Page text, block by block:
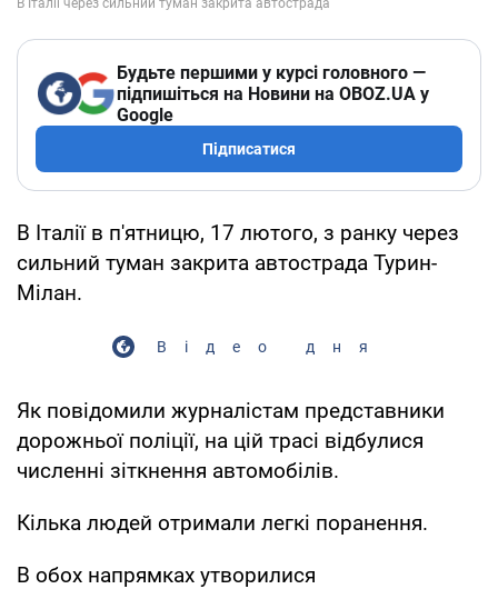
Будьте першими у курсі головного —
підпишіться на Новини на OBOZ.UA у
Google
Підписатися
В Італії в п'ятницю, 17 лютого, з ранку через
сильний туман закрита автострада Турин-
Мілан.
Відео дня
Як повідомили журналістам представники
дорожньої поліції, на цій трасі відбулися
численні зіткнення автомобілів.
Кілька людей отримали легкі поранення.
В обох напрямках утворилися